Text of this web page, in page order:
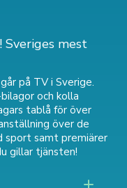
Sveriges mest
på TV i Sverige.
och kolla
tablå för över
över de
sport samt premiärer
gillar tjänsten!